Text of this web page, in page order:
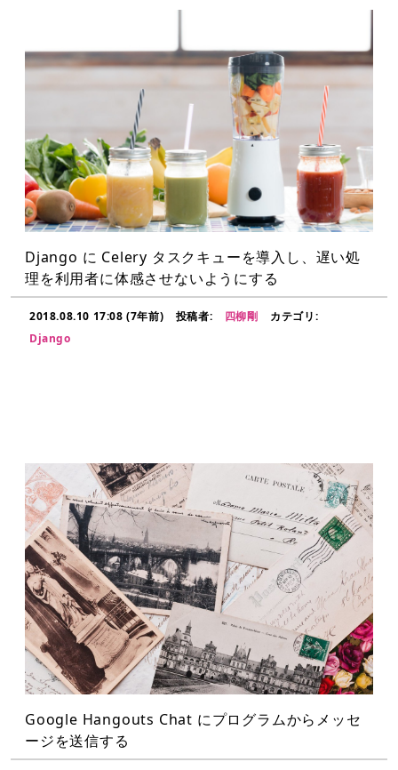
Django に Celery タスクキューを導入し、遅い処
理を利用者に体感させないようにする
2018.08.10 17:08 (7年前) 投稿者: 四柳剛
カテゴリ:
Django
Google Hangouts Chat にプログラムからメッセ
ージを送信する